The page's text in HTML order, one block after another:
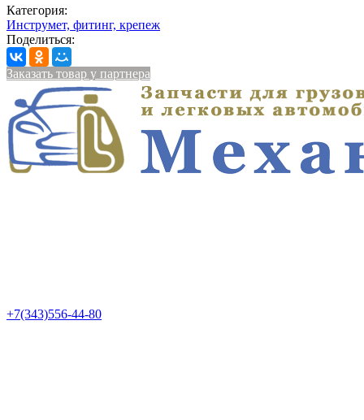
Категория:
Инструмет, фитинг, крепеж
Поделиться:
Заказать товар у партнера
+7(343)556-44-80